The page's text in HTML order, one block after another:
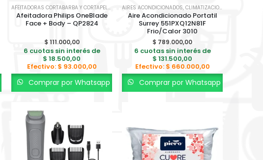
SALUD Y BIENESTAR AFEITADORAS CORTABARBA Y CORTAPELO SALUD Y BIENESTAR
Afeitadora Philips OneBlade
Face + Body – QP2824
$ 111.000,00
6 cuotas sin interés de
$ 18.500,00
Efectivo: $ 93.000,00
Comprar por Whatsapp
AIRES ACONDICIONADOS, CLIMATIZACION
Aire Acondicionado Portatil
Surrey 551PXQ12N81F
Frio/Calor 3010
$ 789.000,00
6 cuotas sin interés de
$ 131.500,00
Efectivo: $ 660.000,00
Comprar por Whatsapp